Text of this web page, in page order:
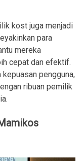
kost juga menjadi
para
mereka
cepat dan efektif.
pengguna,
ribuan pemilik